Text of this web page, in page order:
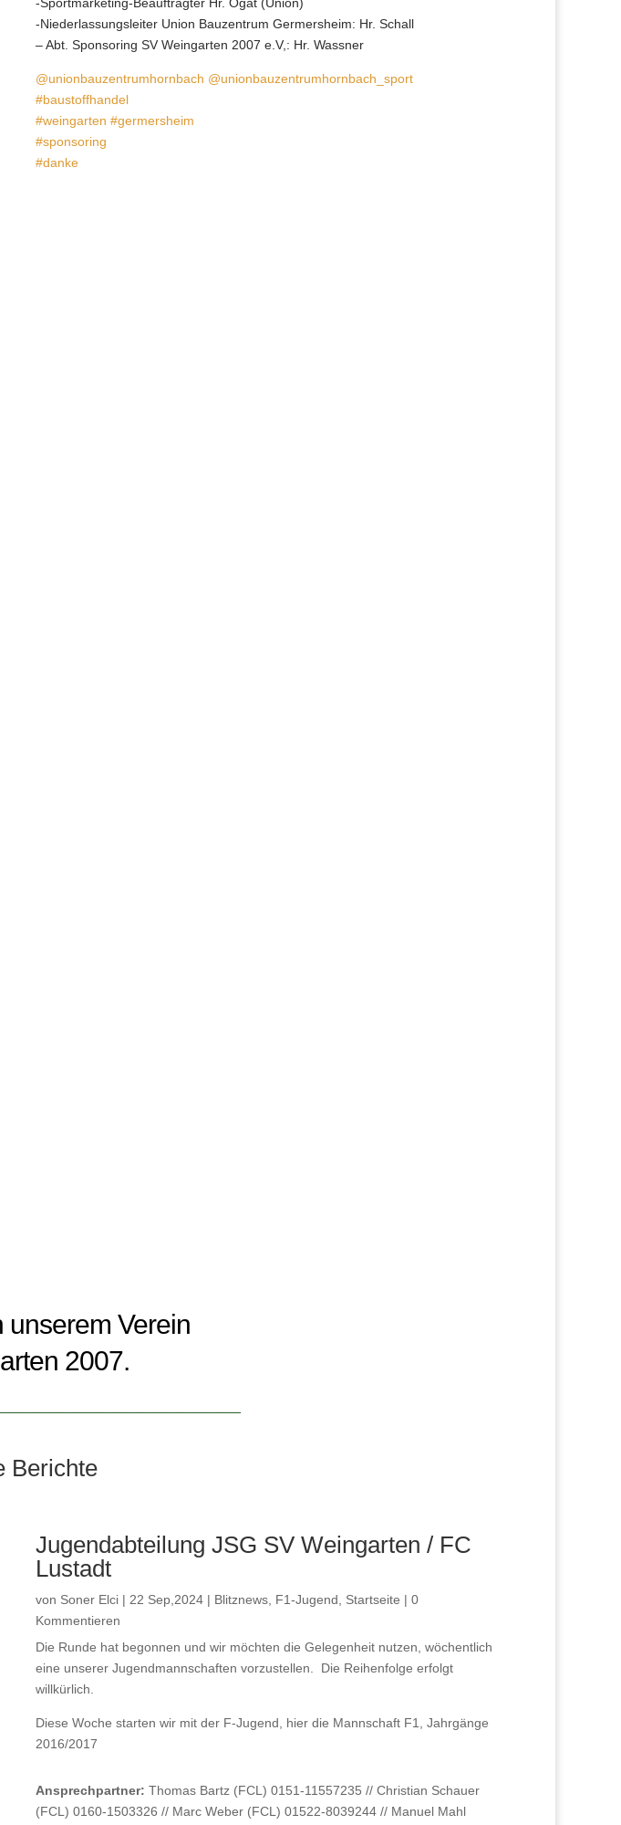
-Niederlassungsleiter Union Bauzentrum Germersheim: Hr. Schall
– Abt. Sponsoring SV Weingarten 2007 e.V,: Hr. Wassner
@unionbauzentrumhornbach @unionbauzentrumhornbach_sport
#baustoffhandel
#weingarten #germersheim
#sponsoring
#danke
Verein
2007.
Berichte
Jugendabteilung JSG SV Weingarten / FC
Lustadt
von Soner Elci| 22 Sep,2024| Blitznews, F1-Jugend Startseite | 0
Kommentieren
Die Runde hat begonnen und wir möchten die Gelegenheit nutzen, wöchentlich
eine unserer Jugendmannschaften vorzustellen. Die Reihenfolge erfolgt
willkürlich.
Diese Woche starten wir mit der F-Jugend, hier die Mannschaft F1, Jahrgänge
2016/2017
Ansprechpartner: Thomas Bartz (FCL) 0151-11557235 // Christian Schauer
(FCL) 0160-1503326 // Marc Weber (FCL) 01522-8039244 // Manuel Mahl